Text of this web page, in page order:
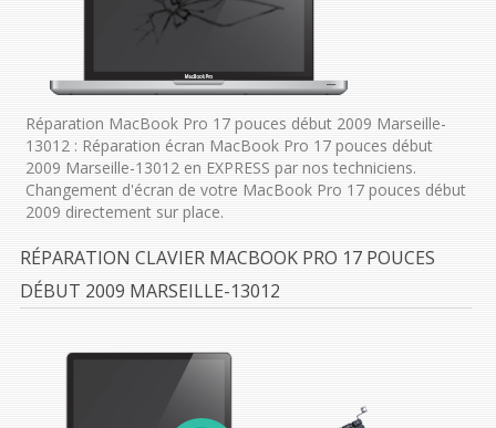
Réparation MacBook Pro 17 pouces début 2009 Marseille-
13012 : Réparation écran MacBook Pro 17 pouces début
2009 Marseille-13012 en EXPRESS par nos techniciens.
Changement d'écran de votre MacBook Pro 17 pouces début
2009 directement sur place.
RÉPARATION CLAVIER MACBOOK PRO 17 POUCES
DÉBUT 2009 MARSEILLE-13012